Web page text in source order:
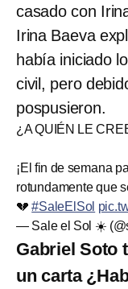
casado con
Irina Baeva
había iniciado
civil, pero
pospusieron.
¿A QUIÉN LE
¡El fin de semana
rotundamente que
💔#SaleElSol
— Sale el Sol ☀️
Gabriel Soto
un carta